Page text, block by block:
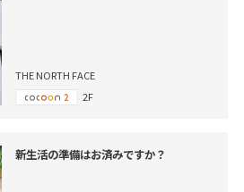
THE NORTH FACE
2F
新生活の準備はお済みですか？